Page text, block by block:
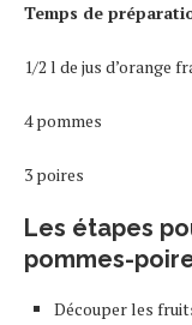
Temps de
1/2 l de jus d’orange
4 pommes
3 poires
Les étapes
pommes-
Découper les